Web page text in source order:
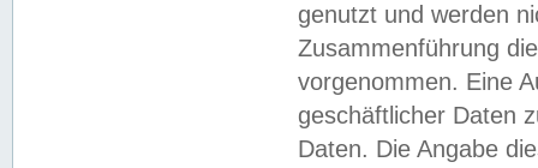
genutzt und werden
Zusammenführung
vorgenommen. Eine
geschäftlicher Daten
Daten. Die Angabe